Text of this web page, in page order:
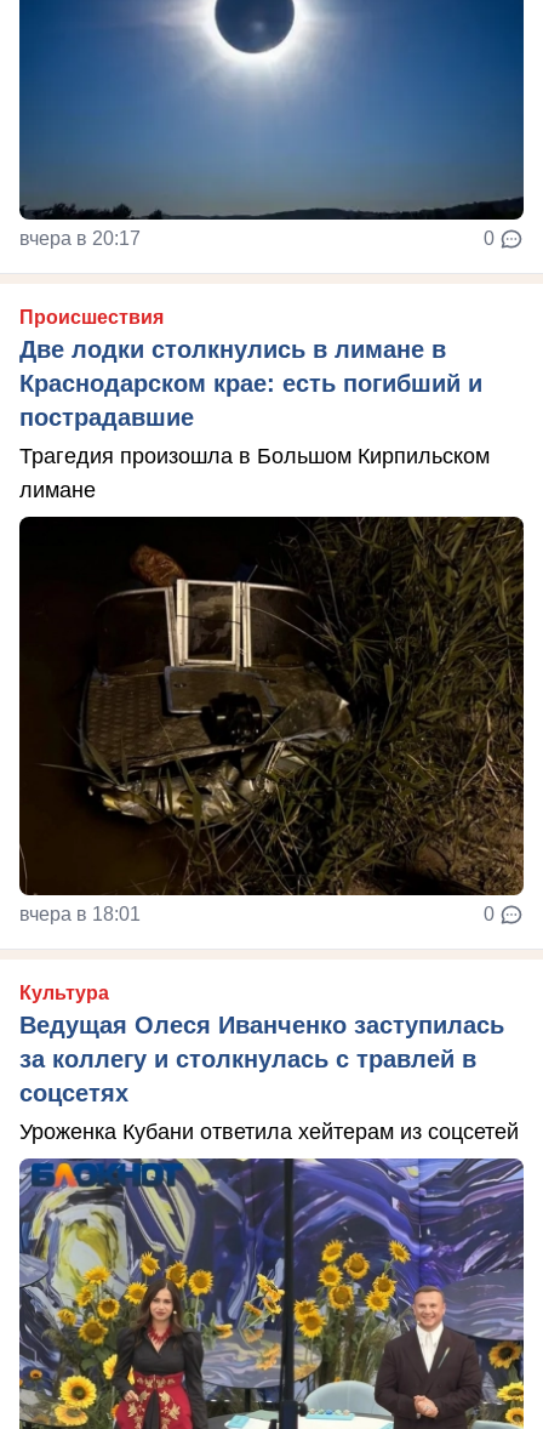
вчера в 20:17 0
Происшествия
Две лодки столкнулись в лимане в
Краснодарском крае: есть погибший и
пострадавшие
Трагедия произошла в Большом Кирпильском
лимане
вчера в 18:01 0
Культура
Ведущая Олеся Иванченко заступилась
за коллегу и столкнулась с травлей в
соцсетях
Уроженка Кубани ответила хейтерам из соцсетей